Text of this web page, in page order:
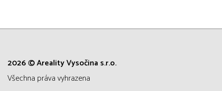
2026 © Areality Vysočina s.r.o.
všechna práva vyhrazena